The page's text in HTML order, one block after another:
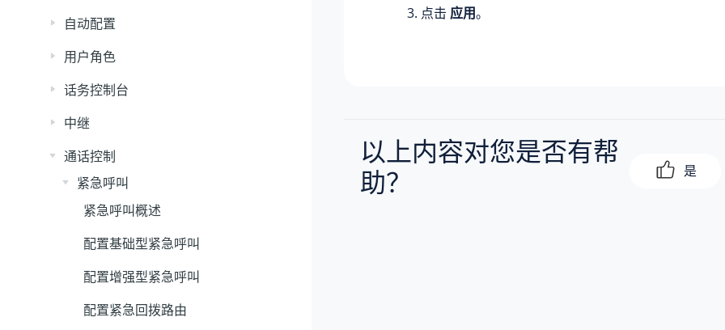
自动配置
用户角色
话务控制台
中继
通话控制
紧急呼叫
紧急呼叫概述
配置基础型紧急呼叫
配置增强型紧急呼叫
配置紧急回拨路由
点击 应用。
以上内容对您是否有帮
助？
是